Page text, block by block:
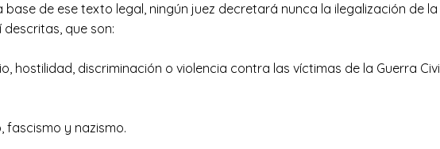
de ese texto legal, ningún juez decretará nunca la ilegalización de
que son:
hostilidad, discriminación o violencia contra las víctimas de la Guerra
fascismo y nazismo.